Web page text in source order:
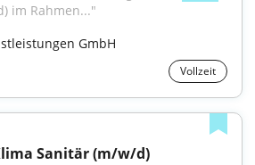
im Rahmen..."
GmbH
Vollzeit
Sanitär (m/w/d)